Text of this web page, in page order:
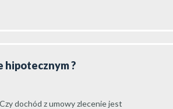
hipotecznym ?
dochód z umowy zlecenie jest